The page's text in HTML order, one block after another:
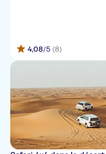
Noon Hotel
Burjuman Arjaan
Holiday Inn
ME Dubai by Melia
4,08/5 (8)